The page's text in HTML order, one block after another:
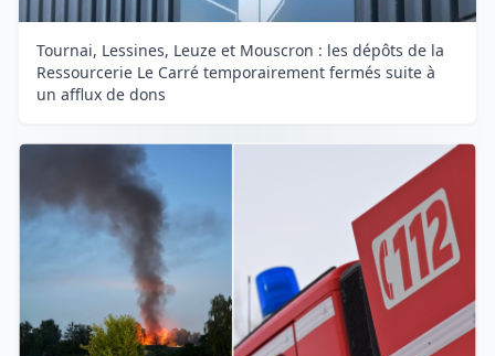
Tournai, Lessines, Leuze et Mouscron : les dépôts de la
Ressourcerie Le Carré temporairement fermés suite à
un afflux de dons